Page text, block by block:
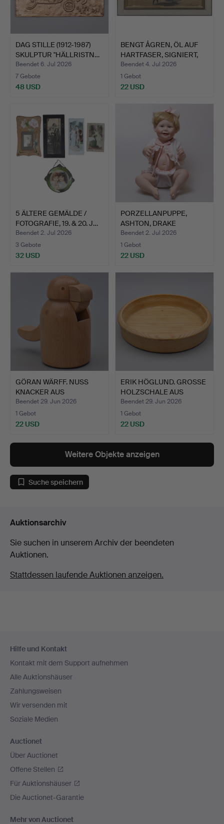
DAG STILLE (1912-1987)
SKULPTUR "HÄLLRISTN…
Beendet 6. Jul 2026
7 Gebote
48 USD
BENGT ÅGREN, ÖL AUF
HARTFASER, SIGNIERT,
D…
Beendet 4. Jul 2026
1 Gebot
22 USD
5 ÄLTERE GEMÄLDE /
FOTOGRAFIE, 19. & 20. J…
Beendet 2. Jul 2026
3 Gebote
32 USD
PORZELLANPUPPE,
ASHTON, DRAKE
GALLERIES 19…
Beendet 2. Jul 2026
1 Gebot
22 USD
GÖRAN WÄRFF. NUSS
KNACKER AUS
BUCHENHOLZ, …
Beendet 29. Jun 2026
1 Gebot
22 USD
ERIK HÖGLUND. GROSSE
HOLZSCHALE AUS
KIEFER…
Beendet 29. Jun 2026
1 Gebot
22 USD
Weitere Objekte anzeigen
Suche speichern
Auktionsarchiv
Sie suchen in unserem Archiv der beendeten
Auktionen.
Stattdessen laufende Auktionen anzeigen.
Navigation
Hilfe und Kontakt
Kontakt mit dem Support aufnehmen
Alle Auktionshäuser
Zahlungsweisen
Wir versenden mit
Soziale Medien
Auctionet
Über Auctionet
Offene Stellen
Für Auktionshäuser
Die Auctionet-Garantie
Mehr von Auctionet